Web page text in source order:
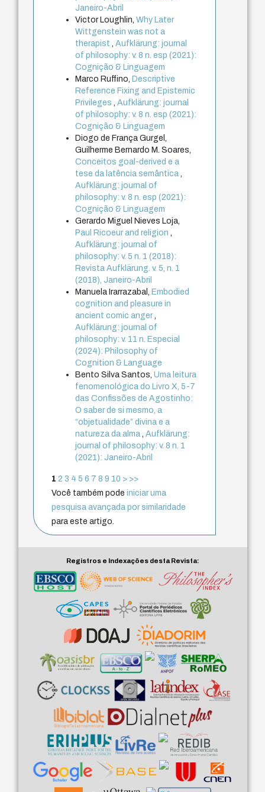
Janeiro-Abril
Victor Loughlin,Why Later
Wittgenstein was not a
therapist,Aufklärung: journal
of philosophy: v. 8 n. esp (2021):
Cognição & Linguagem
Marco Ruffino, Descriptive
Reference Fixing and Epistemic
Privileges,Aufklärung: journal
of philosophy: v. 8 n. esp (2021):
Cognição & Linguagem
Diogo de França Gurgel,
Guilherme Bernardo M. Soares,
Conceitos goal-derived e a
tese da latência semântica,
Aufklärung: journal of
philosophy: v. 8 n. esp (2021):
Cognição & Linguagem
Gerardo Miguel Nieves Loja,
Paul Ricoeur and religion,
Aufklärung: journal of
philosophy: v. 5 n. 1 (2018):
Revista Aufklärung. v. 5, n. 1
(2018), Janeiro-Abril
Manuela Irarrazabal, Embodied
cognition and pleasure in
ancient comic anger,
Aufklärung: journal of
philosophy: v. 11 n. Especial
(2024): Philosophy of
Cognition & Language
Bento Silva Santos,Uma leitura
fenomenológica do Livro X, 5-7
das Confissões de Agostinho:
O saber de si mesmo, a
“objetualidade” divina e a
natureza da alma,Aufklärung:
journal of philosophy: v. 8 n. 1
(2021): Janeiro-Abril
1 2 3 4 5 6 7 8 9 10 > >>
Você também podeiniciar uma
pesquisa avançada por similaridade
para este artigo.
Registros e Indexações desta Revista: